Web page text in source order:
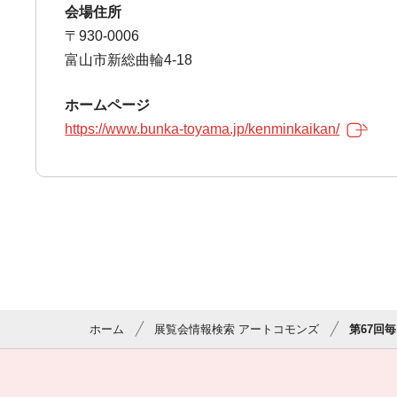
会場住所
〒930-0006
富山市新総曲輪4-18
ホームページ
https://www.bunka-toyama.jp/kenminkaikan/
ホーム 展覧会情報検索 アートコモンズ 第67回